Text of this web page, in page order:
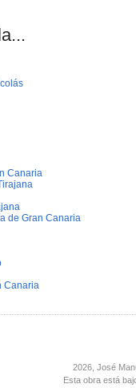
Canaria
de Gran Canaria
Canaria
2026, José
Esta obra está